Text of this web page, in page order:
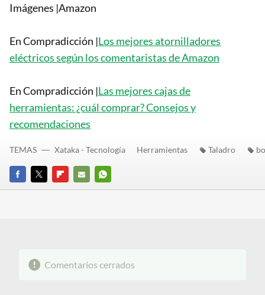
Imágenes |Amazon
En Compradicción |Los mejores atornilladores
eléctricos según los comentaristas de Amazon
En Compradicción |Las mejores cajas de
herramientas: ¿cuál comprar? Consejos y
recomendaciones
FACEBOOK
TWITTERFLIPBOARD
E-
WHATSAPP
TEMAS Xataka - Tecnología Herramientas Taladro
Comentarios cerrados